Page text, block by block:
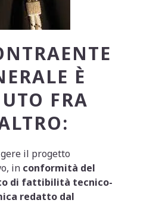
È
FRA
il progetto
in conformità del
di fattibilità tecnico-
redatto dal